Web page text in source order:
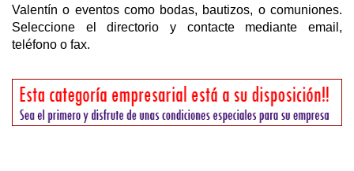
Valentín o eventos como bodas, bautizos, o comuniones.
Seleccione el directorio y contacte mediante email,
teléfono o fax.